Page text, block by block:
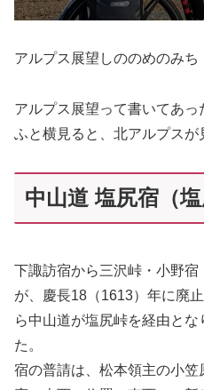
アルプス展望しののめのみち
アルプス展望って書いてあっ
ふと横見ると、北アルプスが
中山道 塩尻宿（塩
下諏訪宿から三沢峠・小野
が、慶長18（1613）年に廃
ら中山道が塩尻峠を経由と
た。
宿の普請は、松本領主の小